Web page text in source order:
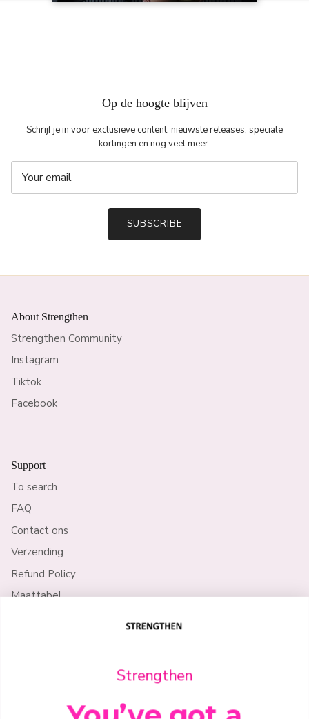
Op de hoogte blijven
Schrijf je in voor exclusieve content, nieuwste releases, speciale
kortingen en nog veel meer.
SUBSCRIBE
About Strengthen
Strengthen Community
Instagram
Tiktok
Facebook
Support
To search
FAQ
Contact ons
Verzending
Refund Policy
Maattabel
Algemene voorwaarden
Strengthen